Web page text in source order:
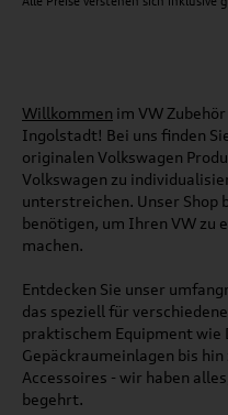
Willkommen im VW
Ingolstadt! Bei uns finden
originalen Volkswagen
Volkswagen zu
unterstreichen. Unser Shop
benötigen, um Ihren VW zu
machen.
Entdecken Sie unser
das speziell für
praktischem Equipment wie
Gepäckraumeinlagen bis
Accessoires - wir haben
begehrt.